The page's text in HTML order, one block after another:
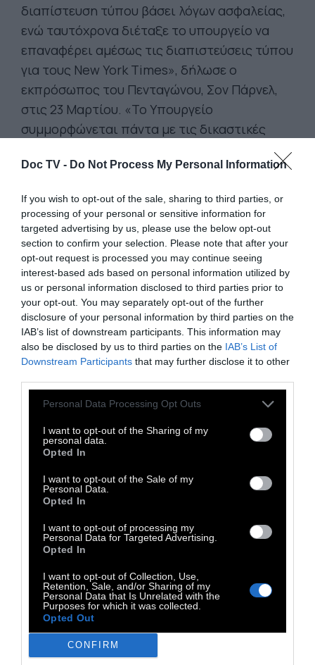
Doc TV - Do Not Process My Personal Information
If you wish to opt-out of the sale, sharing to third parties, or
processing of your personal or sensitive information for
targeted advertising by us, please use the below opt-out
section to confirm your selection. Please note that after your
opt-out request is processed you may continue seeing
interest-based ads based on personal information utilized by
us or personal information disclosed to third parties prior to
your opt-out. You may separately opt-out of the further
disclosure of your personal information by third parties on the
IAB’s list of downstream participants. This information may
also be disclosed by us to third parties on the IAB’s List of
Downstream Participants that may further disclose it to other
Personal Data Processing Opt Outs
I want to opt-out of the Sharing of my
personal data.
Opted In
I want to opt-out of the Sale of my
Personal Data.
Opted In
I want to opt-out of processing my
Personal Data for Targeted Advertising.
Opted In
I want to opt-out of Collection, Use,
Retention, Sale, and/or Sharing of my
Personal Data that Is Unrelated with the
Purposes for which it was collected.
Opted Out
CONFIRM
διαπίστευση τύπου βάσει λόγων ασφαλείας,
ενώ ταυτόχρονα διέταξε το υπουργείο να
επαναφέρει αμέσως τις διαπιστεύσεις τύπου
για τους New York Times», δήλωσε ο
εκπρόσωπος του Πενταγώνου, Σον Πάρνελ,
στις 23 Μαρτίου. «Το Υπουργείο
συμμορφώνεται πάντα με τις δικαστικές
Για τον Στερν, όλα αυτά αποτελούν μέρος
ενός μοτίβουκυβερνητικής συμπεριφοράς
που επιδιώκει να «ποινικοποιήσει πολλά
από αυτά που κάνουν οι δημοσιογράφοι
καθημερινά». Εάν δεν ελεγχθεί, είπε, οι
επιπτώσεις στην ελευθερία του Τύπου και
της πληροφόρησης θα μπορούσαν να είναι
δραματικές. «Ακόμα κι αν τελικά οι
δημοσιογράφοι δεν καταδικαστούν, κανείς
δεν θέλει να συλληφθεί, κανείς δεν θέλει να
Η ελευθερία του Τύπου υποχωρεί
υπέρ της ελευθερίαςτου Τύπου αυτή τη
φορά, η οπισθοδρόμηση είναι σαφής. Οι ΗΠΑ
κατατάχθηκαν στη θέση 57 τον τελευταίο
ετήσιο Δείκτη Ελευθερίας του Τύπου του
περαιτέρω όταν δημοσιευτούν τα
αποτελέσματα του επόμενου έτους. Οι
συντάκτες της έκθεσης των Ρεπόρτερ Χωρίς
Σύνορα» δήλωσαν ότι «η χώρα βιώνει την
πρώτη σημαντική και παρατεταμένη μείωση
της ελευθερίας του Τύπου στη σύγχρονη
ιστορία και η επιστροφή του Ντόναλντ